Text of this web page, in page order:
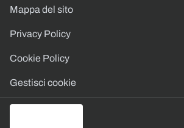
Mappa del sito
Privacy Policy
Cookie Policy
Gestisci cookie